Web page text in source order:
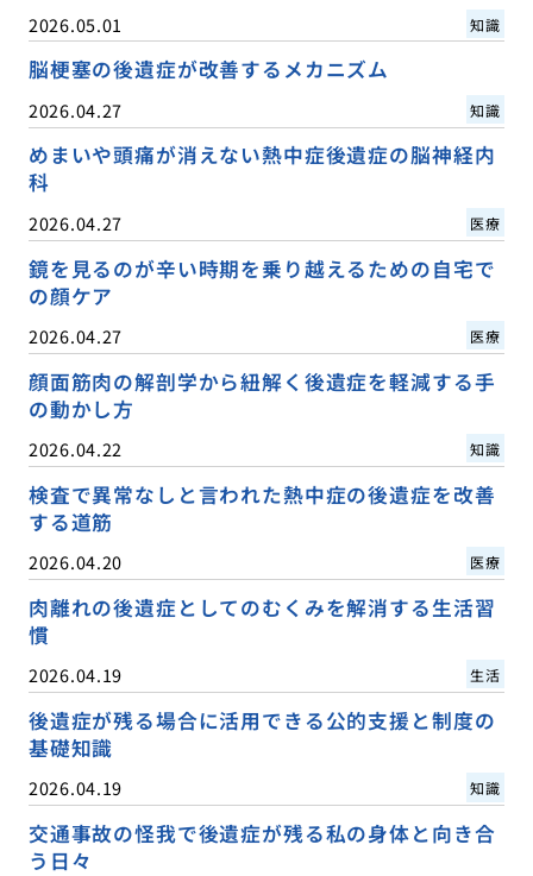
2026.05.01 知識
脳梗塞の後遺症が改善するメカニズム
2026.04.27 知識
めまいや頭痛が消えない熱中症後遺症の脳神経内
科
2026.04.27 医療
鏡を見るのが辛い時期を乗り越えるための自宅で
の顔ケア
2026.04.27 医療
顔面筋肉の解剖学から紐解く後遺症を軽減する手
の動かし方
2026.04.22 知識
検査で異常なしと言われた熱中症の後遺症を改善
する道筋
2026.04.20 医療
肉離れの後遺症としてのむくみを解消する生活習
慣
2026.04.19 生活
後遺症が残る場合に活用できる公的支援と制度の
基礎知識
2026.04.19 知識
交通事故の怪我で後遺症が残る私の身体と向き合
う日々